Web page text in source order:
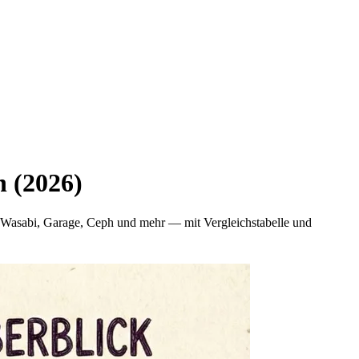
(2026)
Garage, Ceph und mehr — mit Vergleichstabelle und